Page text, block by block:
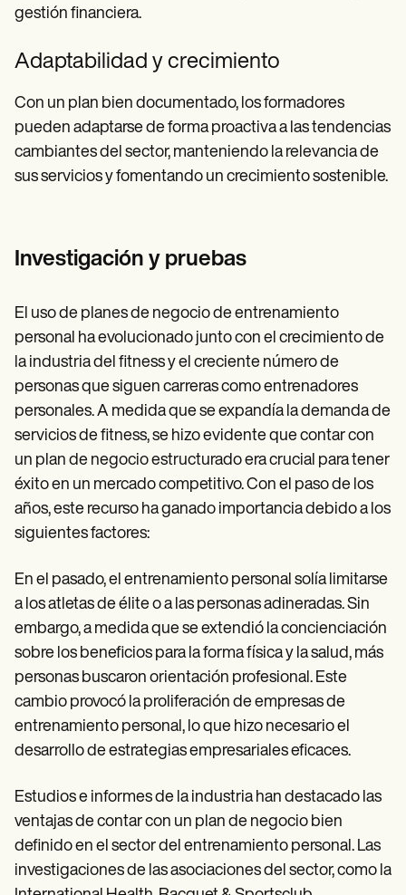
gestión financiera.
Adaptabilidad y crecimiento
Con un plan bien documentado, los formadores
pueden adaptarse de forma proactiva a las tendencias
cambiantes del sector, manteniendo la relevancia de
sus servicios y fomentando un crecimiento sostenible.
Investigación y pruebas
El uso de planes de negocio de entrenamiento
personal ha evolucionado junto con el crecimiento de
la industria del fitness y el creciente número de
personas que siguen carreras como entrenadores
personales. A medida que se expandía la demanda de
servicios de fitness, se hizo evidente que contar con
un plan de negocio estructurado era crucial para tener
éxito en un mercado competitivo. Con el paso de los
años, este recurso ha ganado importancia debido a los
siguientes factores:
En el pasado, el entrenamiento personal solía limitarse
a los atletas de élite o a las personas adineradas. Sin
embargo, a medida que se extendió la concienciación
sobre los beneficios para la forma física y la salud, más
personas buscaron orientación profesional. Este
cambio provocó la proliferación de empresas de
entrenamiento personal, lo que hizo necesario el
desarrollo de estrategias empresariales eficaces.
Estudios e informes de la industria han destacado las
ventajas de contar con un plan de negocio bien
definido en el sector del entrenamiento personal. Las
investigaciones de las asociaciones del sector, como la